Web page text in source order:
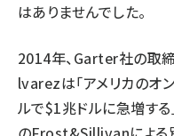
はありませんでした。
2014年、Garter社の取
lvarezは「アメリカの
ルで$1兆ドルに急増する